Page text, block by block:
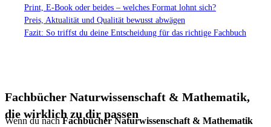
Fachbücher Naturwissenschaft & Mathematik,
die wirklich zu dir passen
Wenn du nachFachbücher Naturwissenschaft & Mathematik
Print, E-Book oder beides – welches Format lohnt sich?
Preis, Aktualität und Qualität bewusst abwägen
Fazit: So triffst du deine Entscheidung für das richtige Fachbuch